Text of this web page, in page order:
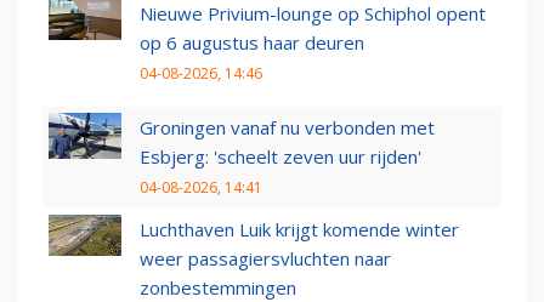
Nieuwe Privium-lounge op Schiphol opent
op 6 augustus haar deuren
04-08-2026, 14:46
Groningen vanaf nu verbonden met
Esbjerg: 'scheelt zeven uur rijden'
04-08-2026, 14:41
Luchthaven Luik krijgt komende winter
weer passagiersvluchten naar
zonbestemmingen